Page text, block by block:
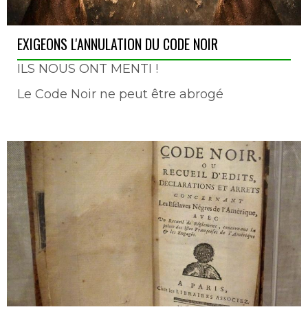
EXIGEONS L'ANNULATION DU CODE NOIR
ILS NOUS ONT MENTI !
Le Code Noir ne peut être abrogé